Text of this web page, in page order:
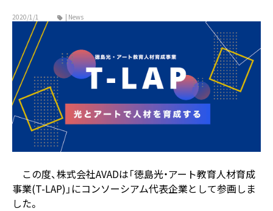
2020/1/1 | News
この度、株式会社AVADは「徳島光・アート教育人材育成
事業(T-LAP)」にコンソーシアム代表企業として参画しま
した。